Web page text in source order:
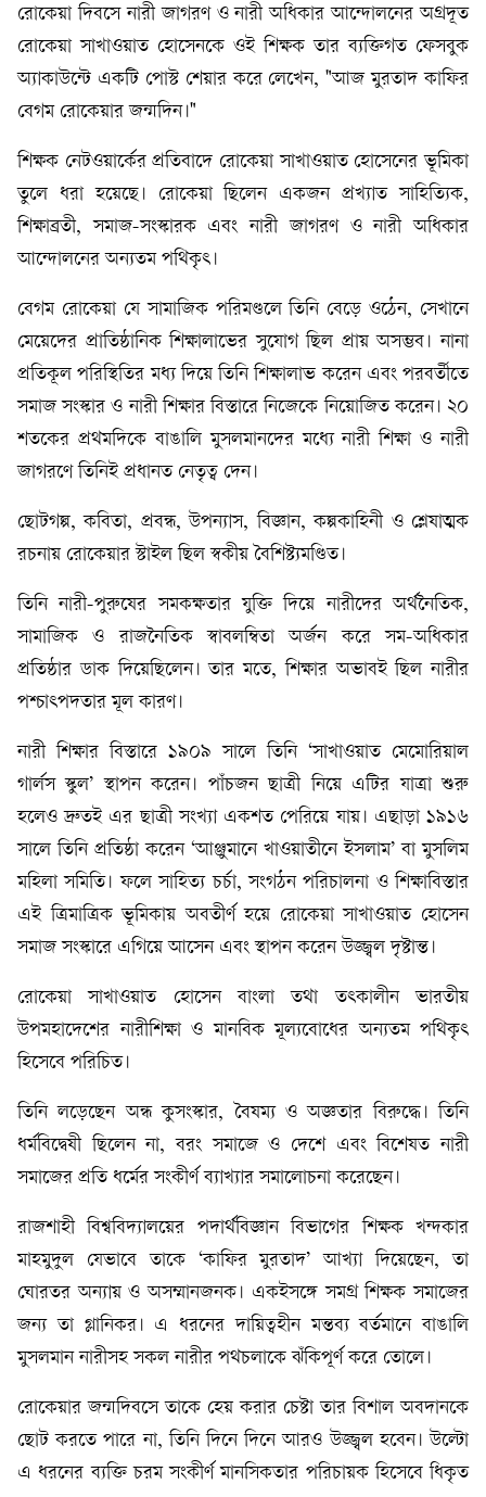
রোকেয়া দিবসে নারী জাগরণ ও নারী অধিকার আন্দোলনের অগ্রদূত
রোকেয়া সাখাওয়াত হোসেনকে ওই শিক্ষক তার ব্যক্তিগত ফেসবুক
অ্যাকাউন্টে একটি পোস্ট শেয়ার করে লেখেন, "আজ মুরতাদ কাফির
বেগম রোকেয়ার জন্মদিন।"
শিক্ষক নেটওয়ার্কের প্রতিবাদে রোকেয়া সাখাওয়াত হোসেনের ভূমিকা
তুলে ধরা হয়েছে। রোকেয়া ছিলেন একজন প্রখ্যাত সাহিত্যিক,
শিক্ষাব্রতী, সমাজ-সংস্কারক এবং নারী জাগরণ ও নারী অধিকার
আন্দোলনের অন্যতম পথিকৃৎ।
বেগম রোকেয়া যে সামাজিক পরিমণ্ডলে তিনি বেড়ে ওঠেন, সেখানে
মেয়েদের প্রাতিষ্ঠানিক শিক্ষালাভের সুযোগ ছিল প্রায় অসম্ভব। নানা
প্রতিকূল পরিস্থিতির মধ্য দিয়ে তিনি শিক্ষালাভ করেন এবং পরবর্তীতে
সমাজ সংস্কার ও নারী শিক্ষার বিস্তারে নিজেকে নিয়োজিত করেন। ২০
শতকের প্রথমদিকে বাঙালি মুসলমানদের মধ্যে নারী শিক্ষা ও নারী
জাগরণে তিনিই প্রধানত নেতৃত্ব দেন।
ছোটগল্প, কবিতা, প্রবন্ধ, উপন্যাস, বিজ্ঞান, কল্পকাহিনী ও শ্লেষাত্মক
রচনায় রোকেয়ার স্টাইল ছিল স্বকীয় বৈশিষ্ট্যমণ্ডিত।
তিনি নারী-পুরুষের সমকক্ষতার যুক্তি দিয়ে নারীদের অর্থনৈতিক,
সামাজিক ও রাজনৈতিক স্বাবলম্বিতা অর্জন করে সম-অধিকার
প্রতিষ্ঠার ডাক দিয়েছিলেন। তার মতে, শিক্ষার অভাবই ছিল নারীর
পশ্চাৎপদতার মূল কারণ।
নারী শিক্ষার বিস্তারে ১৯০৯ সালে তিনি ‘সাখাওয়াত মেমোরিয়াল
গার্লস স্কুল’ স্থাপন করেন। পাঁচজন ছাত্রী নিয়ে এটির যাত্রা শুরু
হলেও দ্রুতই এর ছাত্রী সংখ্যা একশত পেরিয়ে যায়। এছাড়া ১৯১৬
সালে তিনি প্রতিষ্ঠা করেন ‘আঞ্জুমানে খাওয়াতীনে ইসলাম’ বা মুসলিম
মহিলা সমিতি। ফলে সাহিত্য চর্চা, সংগঠন পরিচালনা ও শিক্ষাবিস্তার
এই ত্রিমাত্রিক ভূমিকায় অবতীর্ণ হয়ে রোকেয়া সাখাওয়াত হোসেন
সমাজ সংস্কারে এগিয়ে আসেন এবং স্থাপন করেন উজ্জ্বল দৃষ্টান্ত।
রোকেয়া সাখাওয়াত হোসেন বাংলা তথা তৎকালীন ভারতীয়
উপমহাদেশের নারীশিক্ষা ও মানবিক মূল্যবোধের অন্যতম পথিকৃৎ
হিসেবে পরিচিত।
তিনি লড়েছেন অন্ধ কুসংস্কার, বৈষম্য ও অজ্ঞতার বিরুদ্ধে। তিনি
ধর্মবিদ্বেষী ছিলেন না, বরং সমাজে ও দেশে এবং বিশেষত নারী
সমাজের প্রতি ধর্মের সংকীর্ণ ব্যাখ্যার সমালোচনা করেছেন।
রাজশাহী বিশ্ববিদ্যালয়ের পদার্থবিজ্ঞান বিভাগের শিক্ষক খন্দকার
মাহমুদুল যেভাবে তাকে ‘কাফির মুরতাদ’ আখ্যা দিয়েছেন, তা
ঘোরতর অন্যায় ও অসম্মানজনক। একইসঙ্গে সমগ্র শিক্ষক সমাজের
জন্য তা গ্লানিকর। এ ধরনের দায়িত্বহীন মন্তব্য বর্তমানে বাঙালি
মুসলমান নারীসহ সকল নারীর পথচলাকে ঝঁকিপূর্ণ করে তোলে।
রোকেয়ার জন্মদিবসে তাকে হেয় করার চেষ্টা তার বিশাল অবদানকে
ছোট করতে পারে না, তিনি দিনে দিনে আরও উজ্জ্বল হবেন। উল্টো
এ ধরনের ব্যক্তি চরম সংকীর্ণ মানসিকতার পরিচায়ক হিসেবে ধিকৃত